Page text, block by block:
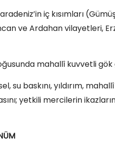
iç kısımları
ve Ardahan vilayetleri,
mahallî kuvvetli
su baskını, yıldırım,
yetkili mercilerin